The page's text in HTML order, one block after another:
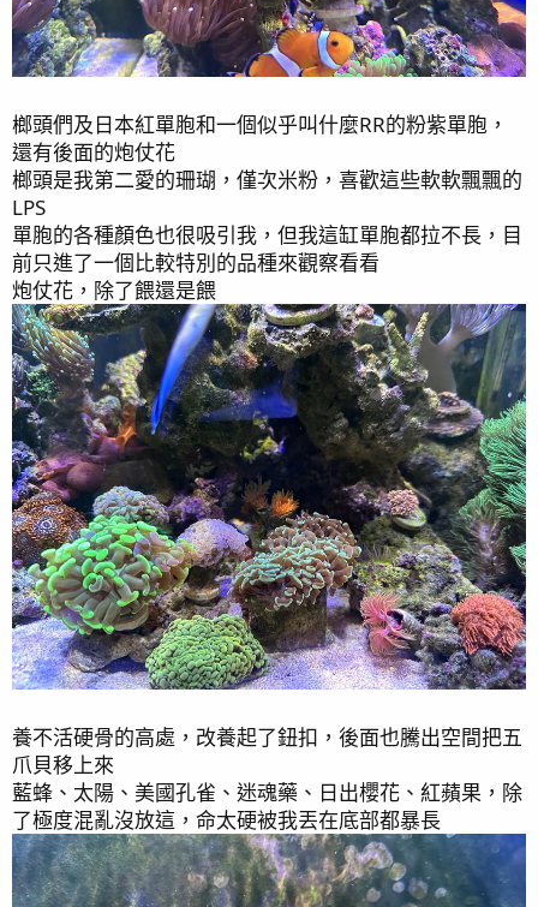
於是從1.23當天開始，第一次按照劑量加入1ml TM硝化
菌，接著每天0.5ml，並每天減少餵食，但還是有確保每
隻魚都有吃到東西
2024.1.26
到了1.26，底沙上的鼻涕藻已經自己退掉了，缸壁上也不
少變白色的，不確定是一般藻類還是鼻涕，實施換水，改
為用加水站的RO水，並稍微增加換水量，由平常的8L增
加到12L，也順便吸除鼻涕藻
換完水再加入1ml硝化菌，等水清後，米粉就越來越開
了，雖然之前看過開更長的，不過至少有改善
目前先更新到這，若之後一切沒有再惡化，就會改為換水
時才加TM硝化菌，希望一切順利
鼻涕藻已消失許久
最後編輯：
R
e
PushToTheMax,clownfish78,Housefishand 3 others
榔頭們及日本紅單胞和一個似乎叫什麼RR的粉紫單胞，
還有後面的炮仗花
榔頭是我第二愛的珊瑚，僅次米粉，喜歡這些軟軟飄飄的
LPS
單胞的各種顏色也很吸引我，但我這缸單胞都拉不長，目
前只進了一個比較特別的品種來觀察看看
炮仗花，除了餵還是餵
養不活硬骨的高處，改養起了鈕扣，後面也騰出空間把五
爪貝移上來
藍蜂、太陽、美國孔雀、迷魂藥、日出櫻花、紅蘋果，除
了極度混亂沒放這，命太硬被我丟在底部都暴長